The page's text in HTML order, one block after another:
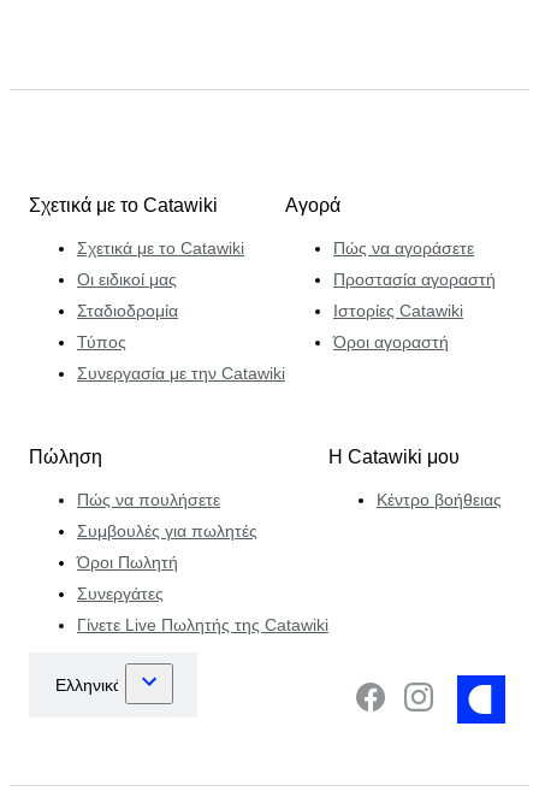
Σχετικά με το Catawiki
Σχετικά με το Catawiki
Οι ειδικοί μας
Σταδιοδρομία
Τύπος
Συνεργασία με την Catawiki
Αγορά
Πώς να αγοράσετε
Προστασία αγοραστή
Ιστορίες Catawiki
Όροι αγοραστή
Πώληση
Πώς να πουλήσετε
Συμβουλές για πωλητές
Όροι Πωλητή
Συνεργάτες
Γίνετε Live Πωλητής της Catawiki
Η Catawiki μου
Κέντρο βοήθειας